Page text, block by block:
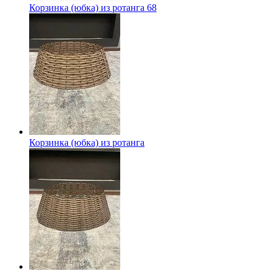
Корзинка (юбка) из ротанга 68
Корзинка (юбка) из ротанга